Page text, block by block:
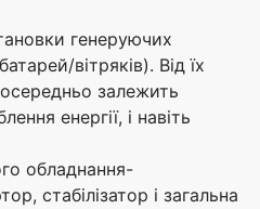
генеруючих
вітряків). Від їх
залежить
енергії, і навіть
обладнання-
стабілізатор і загальна